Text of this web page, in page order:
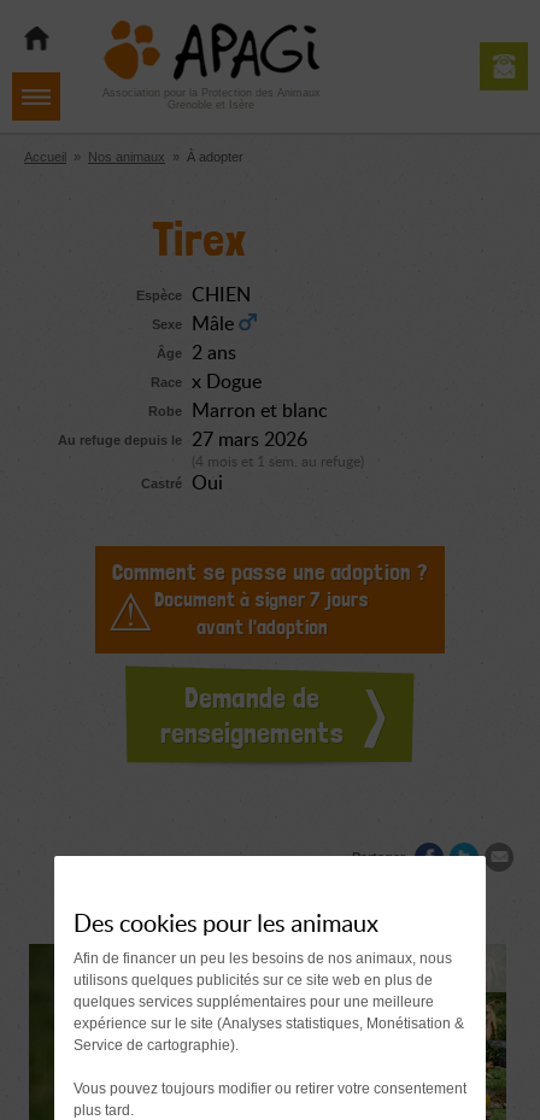
navigation
contenu
Aller
pied
de
Association pour la Protection des Animaux
Grenoble et Isère
Accueil » Nos animaux » À adopter
Tirex
Espèce CHIEN
Sexe Mâle
Âge 2 ans
Race x Dogue
Robe Marron et blanc
Au refuge depuis le 27 mars 2026
(4 mois et 1 sem. au refuge)
Castré
Oui
Comment se passe une adoption ?
Document à signer 7 jours
avant l'adoption
Demande de
renseignements
Partager
Des cookies pour les animaux
Afin de financer un peu les besoins de nos animaux, nous
utilisons quelques publicités sur ce site web en plus de
quelques services supplémentaires pour une meilleure
expérience sur le site (Analyses statistiques, Monétisation &
Service de cartographie).
Vous pouvez toujours modifier ou retirer votre consentement
plus tard.